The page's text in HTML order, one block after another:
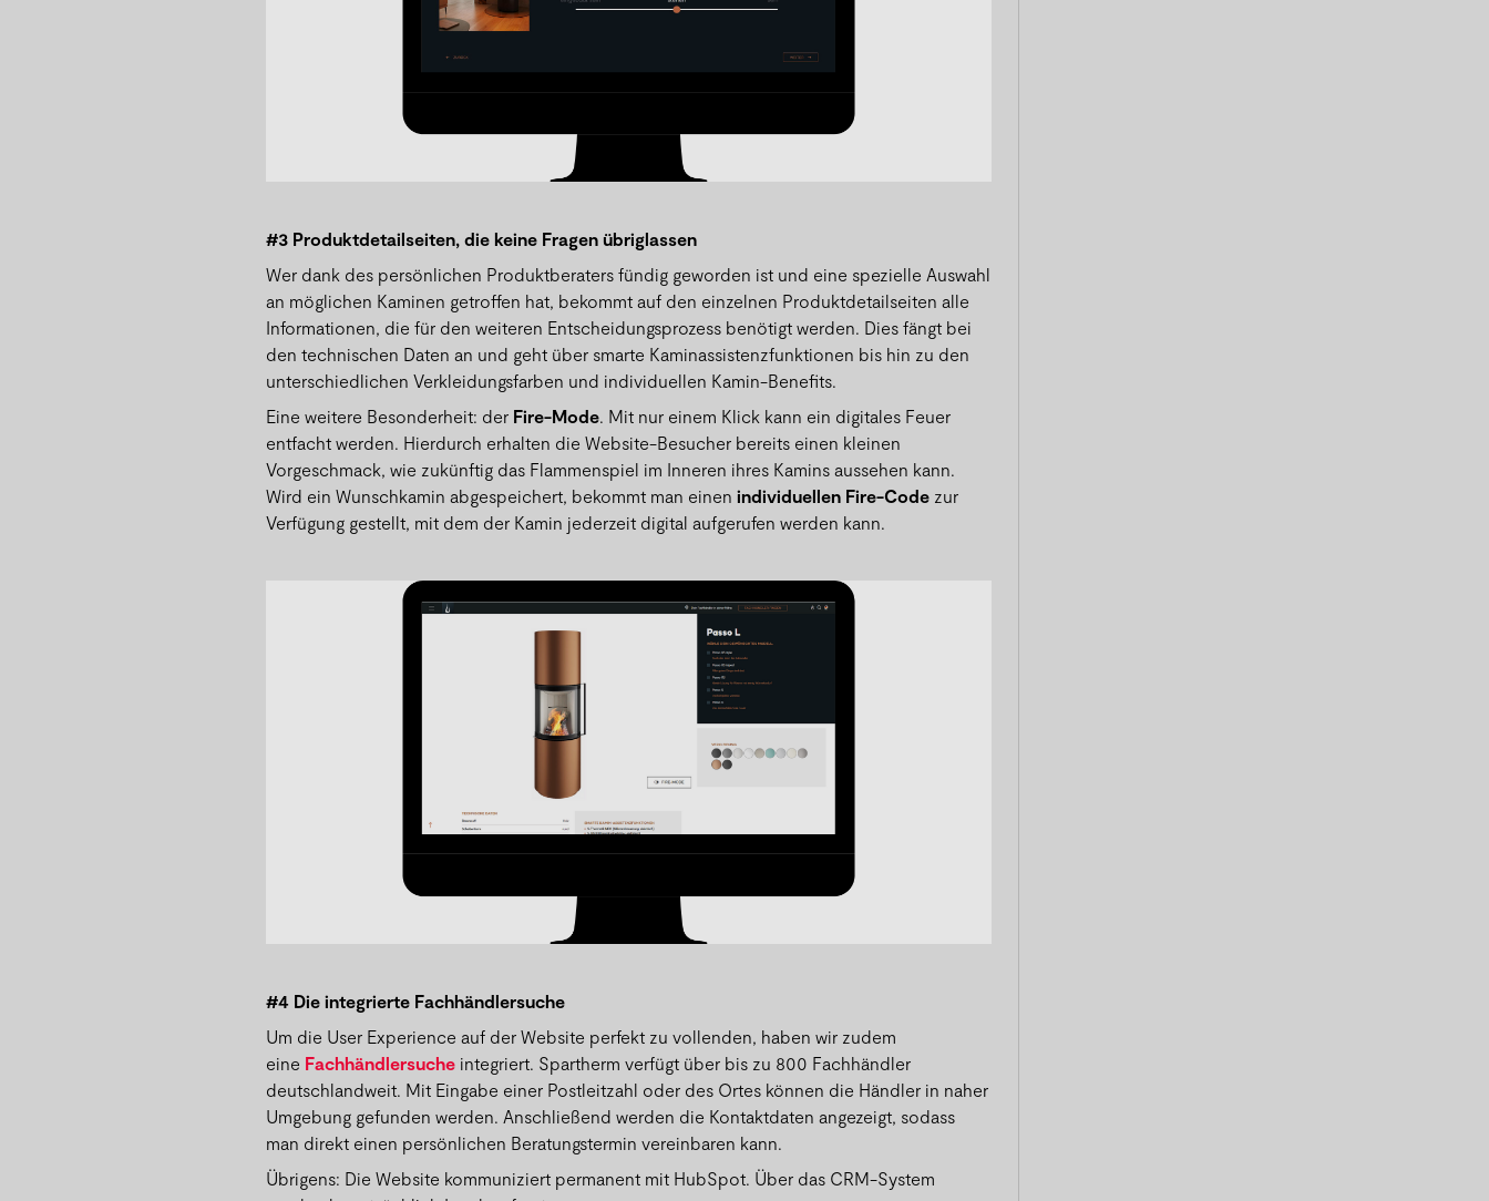
#3 Produktdetailseiten, die keine Fragen übriglassen
Wer dank des persönlichen Produktberaters fündig geworden ist und eine spezielle Auswahl
an möglichen Kaminen getroffen hat, bekommt auf den einzelnen Produktdetailseiten alle
Informationen, die für den weiteren Entscheidungsprozess benötigt werden. Dies fängt bei
den technischen Daten an und geht über smarte Kaminassistenzfunktionen bis hin zu den
unterschiedlichen Verkleidungsfarben und individuellen Kamin-Benefits.
Eine weitere Besonderheit: der Fire-Mode. Mit nur einem Klick kann ein digitales Feuer
entfacht werden. Hierdurch erhalten die Website-Besucher bereits einen kleinen
Vorgeschmack, wie zukünftig das Flammenspiel im Inneren ihres Kamins aussehen kann.
Wird ein Wunschkamin abgespeichert, bekommt man einen individuellen Fire-Code zur
Verfügung gestellt, mit dem der Kamin jederzeit digital aufgerufen werden kann.
#4 Die integrierte Fachhändlersuche
Um die User Experience auf der Website perfekt zu vollenden, haben wir zudem
eine Fachhändlersuche integriert. Spartherm verfügt über bis zu 800 Fachhändler
deutschlandweit. Mit Eingabe einer Postleitzahl oder des Ortes können die Händler in naher
Umgebung gefunden werden. Anschließend werden die Kontaktdaten angezeigt, sodass
man direkt einen persönlichen Beratungstermin vereinbaren kann.
Übrigens: Die Website kommuniziert permanent mit HubSpot. Über das CRM-System